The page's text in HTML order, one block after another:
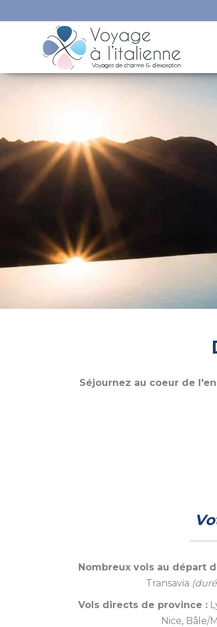
Séjournez au coeur de
Nombreux vols au départ
Transavia
Vols directs de province :
Nice, Bâle/